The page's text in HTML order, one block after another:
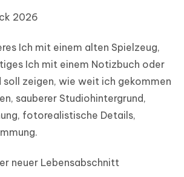
2026
Ich mit einem alten Spielzeug,
Ich mit einem Notizbuch oder
soll zeigen, wie weit ich gekommen
sauberer Studiohintergrund,
fotorealistische Details,
neuer Lebensabschnitt